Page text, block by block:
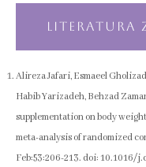
LITERATURA
Alireza Jafari, Esmaeel
Habib Yarizadeh, Behzad
supplementation on body
meta-analysis of randomized
Feb:53:206-213. doi: 10.1016/